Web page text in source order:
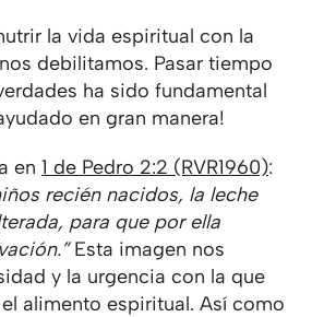
la vida espiritual con la
debilitamos. Pasar tiempo
ha sido fundamental
en gran manera!
en 1 de Pedro 2:2 (RVR1960):
recién nacidos, la leche
para que por ella
Esta imagen nos
y la urgencia con la que
alimento espiritual. Así como